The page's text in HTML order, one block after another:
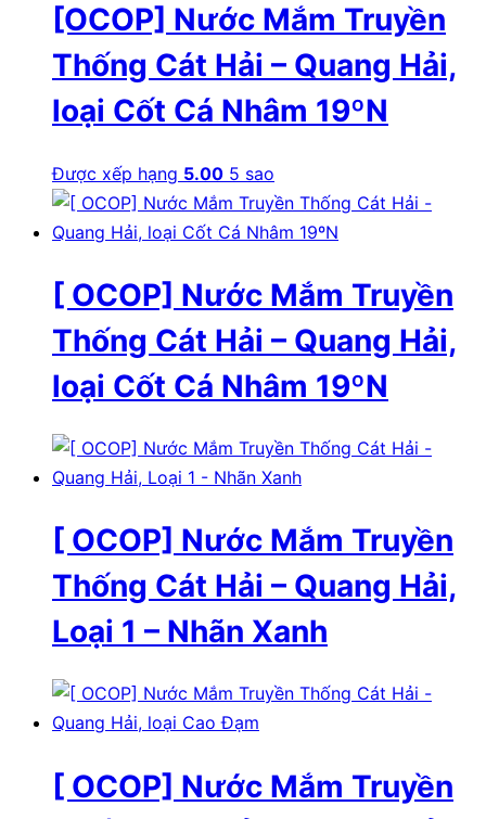
[OCOP] Nước Mắm Truyền
Thống Cát Hải – Quang Hải,
loại Cốt Cá Nhâm 19ºN
Được xếp hạng 5.00 5 sao
[ OCOP] Nước Mắm Truyền
Thống Cát Hải – Quang Hải,
loại Cốt Cá Nhâm 19ºN
[ OCOP] Nước Mắm Truyền
Thống Cát Hải – Quang Hải,
Loại 1 – Nhãn Xanh
[ OCOP] Nước Mắm Truyền